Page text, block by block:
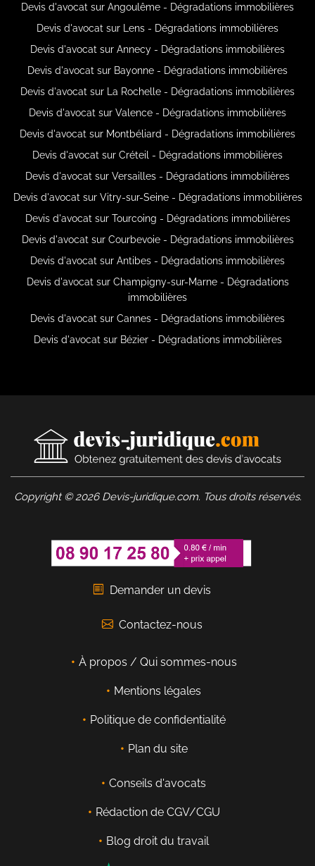
Devis d'avocat sur Angoulême - Dégradations immobilières
Devis d'avocat sur Lens - Dégradations immobilières
Devis d'avocat sur Annecy - Dégradations immobilières
Devis d'avocat sur Bayonne - Dégradations immobilières
Devis d'avocat sur La Rochelle - Dégradations immobilières
Devis d'avocat sur Valence - Dégradations immobilières
Devis d'avocat sur Montbéliard - Dégradations immobilières
Devis d'avocat sur Créteil - Dégradations immobilières
Devis d'avocat sur Versailles - Dégradations immobilières
Devis d'avocat sur Vitry-sur-Seine - Dégradations immobilières
Devis d'avocat sur Tourcoing - Dégradations immobilières
Devis d'avocat sur Courbevoie - Dégradations immobilières
Devis d'avocat sur Antibes - Dégradations immobilières
Devis d'avocat sur Champigny-sur-Marne - Dégradations
immobilières
Devis d'avocat sur Cannes - Dégradations immobilières
Devis d'avocat sur Bézier - Dégradations immobilières
Copyright © 2026 Devis-juridique.com. Tous droits réservés.
Demander un devis
Contactez-nous
À propos / Qui sommes-nous
Mentions légales
Politique de confidentialité
Plan du site
Conseils d'avocats
Rédaction de CGV/CGU
Blog droit du travail